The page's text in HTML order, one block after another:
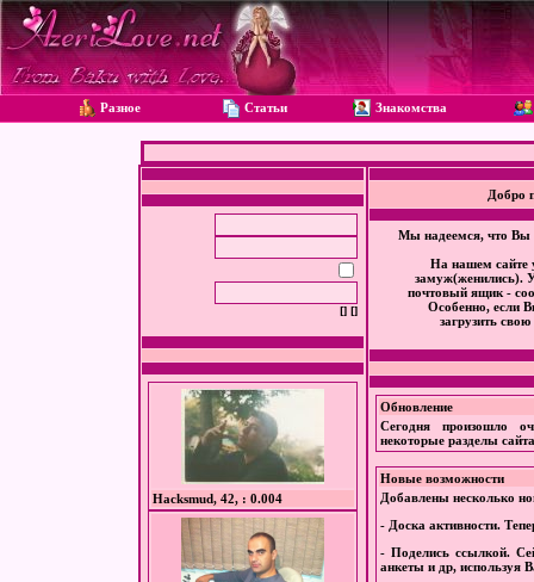
Разное Статьи Знакомства
[] []
Hacksmud, 42, : 0.004
Добро
Мы надеемся, что Вы
На нашем сайте
замуж(женились).
почтовый ящик -
Особенно, если
загрузить
Обновление
Сегодня произошло
некоторые разделы
Новые возможности
Добавлены несколько
- Доска активности.
- Поделись ссылкой.
анкеты и др, используя